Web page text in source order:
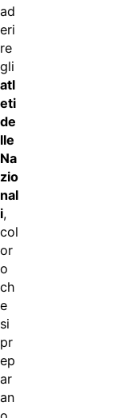
ad
eri
re
gli
atl
eti
de
lle
Na
zio
nal
i,
col
or
o
ch
e
si
pr
ep
ar
an